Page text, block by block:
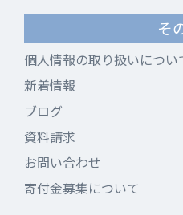
そ
個人情報の取り扱いについ
新着情報
ブログ
資料請求
お問い合わせ
寄付金募集について